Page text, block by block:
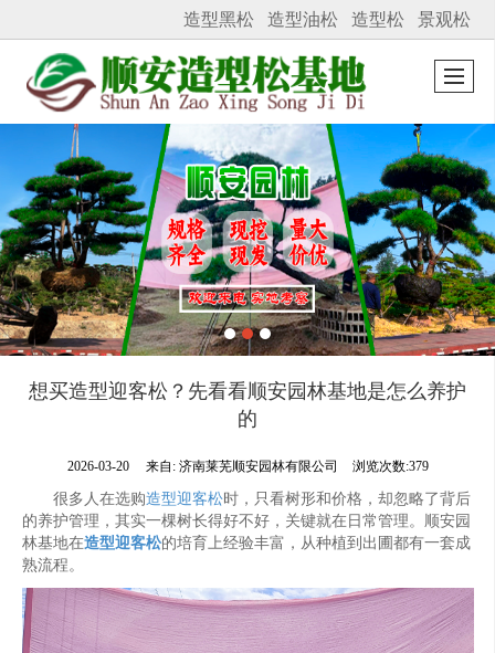
很遗憾，因您的浏览器版本过低导致无法获得最佳浏览体验，推荐下载安装谷歌浏览器！
造型黑松 造型油松 造型松 景观松
想买造型迎客松？先看看顺安园林基地是怎么养护
的
2026-03-20 来自: 济南莱芜顺安园林有限公司 浏览次数:379
很多人在选购造型迎客松时，只看树形和价格，却忽略了背后
的养护管理，其实一棵树长得好不好，关键就在日常管理。顺安园
林基地在造型迎客松的培育上经验丰富，从种植到出圃都有一套成
熟流程。